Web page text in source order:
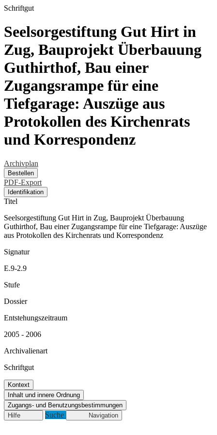
Schriftgut
Seelsorgestiftung Gut Hirt in
Zug, Bauprojekt Überbauung
Guthirthof, Bau einer
Zugangsrampe für eine
Tiefgarage: Auszüge aus
Protokollen des Kirchenrats
und Korrespondenz
Archivplan
Bestellen
PDF-Export
Identifikation
Titel
Seelsorgestiftung Gut Hirt in Zug, Bauprojekt Überbauung
Guthirthof, Bau einer Zugangsrampe für eine Tiefgarage: Auszüge
aus Protokollen des Kirchenrats und Korrespondenz
Signatur
E.9-2.9
Stufe
Dossier
Entstehungszeitraum
2005 - 2006
Archivalienart
Schriftgut
Kontext
Inhalt und innere Ordnung
Zugangs- und Benutzungsbestimmungen
Hilfe
Suche Navigation